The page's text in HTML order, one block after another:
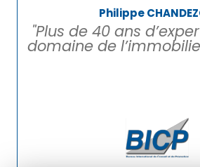
Philippe
"Plus de 40 ans
domaine de